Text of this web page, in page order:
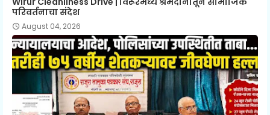
परिवर्तनाचा संदेश
August 04, 2026